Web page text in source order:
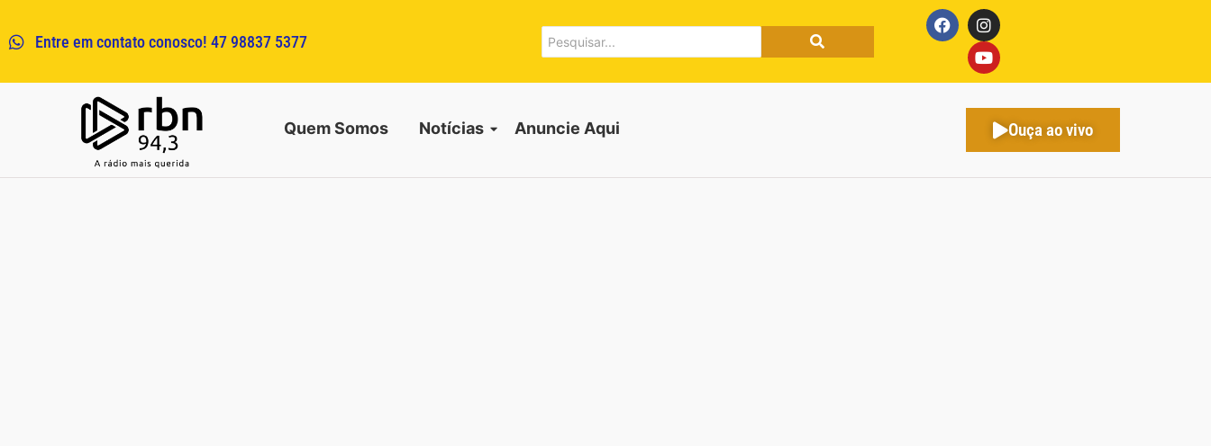
Entre em contato conosco! 47 98837 5377
Quem Somos Notícias Anuncie Aqui Ouça ao vivo